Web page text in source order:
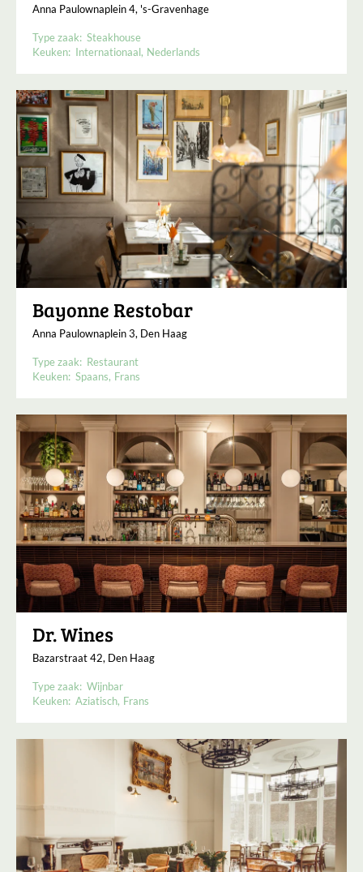
Anna Paulownaplein 4, 's-Gravenhage
Type zaak: Steakhouse
Keuken: Internationaal Nederlands
Bayonne Restobar
Anna Paulownaplein 3, Den Haag
Type zaak: Restaurant
Keuken: Spaans Frans
Dr. Wines
Bazarstraat 42, Den Haag
Type zaak: Wijnbar
Keuken: Aziatisch Frans